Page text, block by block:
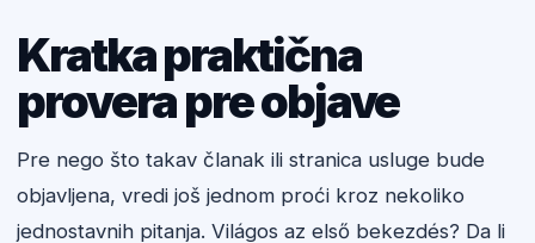
Kratka praktična
provera pre objave
Pre nego što takav članak ili stranica usluge bude
objavljena, vredi još jednom proći kroz nekoliko
jednostavnih pitanja. Világos az első bekezdés? Da li